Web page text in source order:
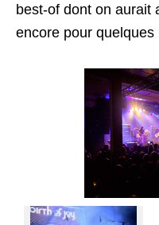
best-of dont on aurait
encore pour quelques